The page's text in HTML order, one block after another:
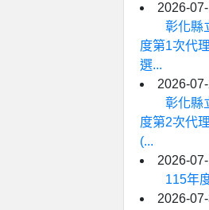
2026-
彰化縣
度第1次代
選...
2026-
彰化縣
度第2次代
(...
2026-
115年
2026-